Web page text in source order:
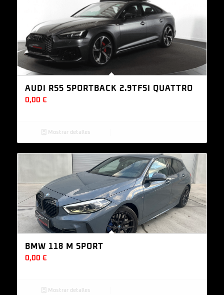
AUDI RS5 SPORTBACK 2.9TFSI QUATTRO
0,00 €
Mostrar detalles
BMW 118 M SPORT
0,00 €
Mostrar detalles